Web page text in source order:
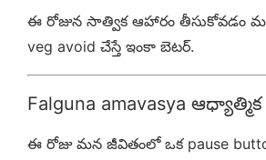
ఈ రోజున సాత్విక ఆహారం తీసుకోవడం
veg avoid చేస్తే ఇంకా బెటర్.
Falguna amavasya
ఈ రోజు మన జీవితంలో ఒక pause